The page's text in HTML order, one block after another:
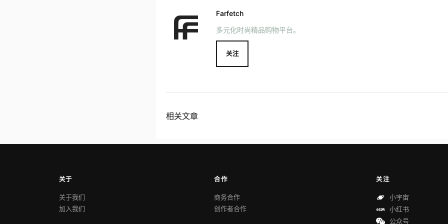
Farfetch
多元化时尚精品购物平台。
关注
相关文章
关于
关于我们
加入我们
合作
商务合作
创作者合作
关注
小宇宙
小红书
公众号